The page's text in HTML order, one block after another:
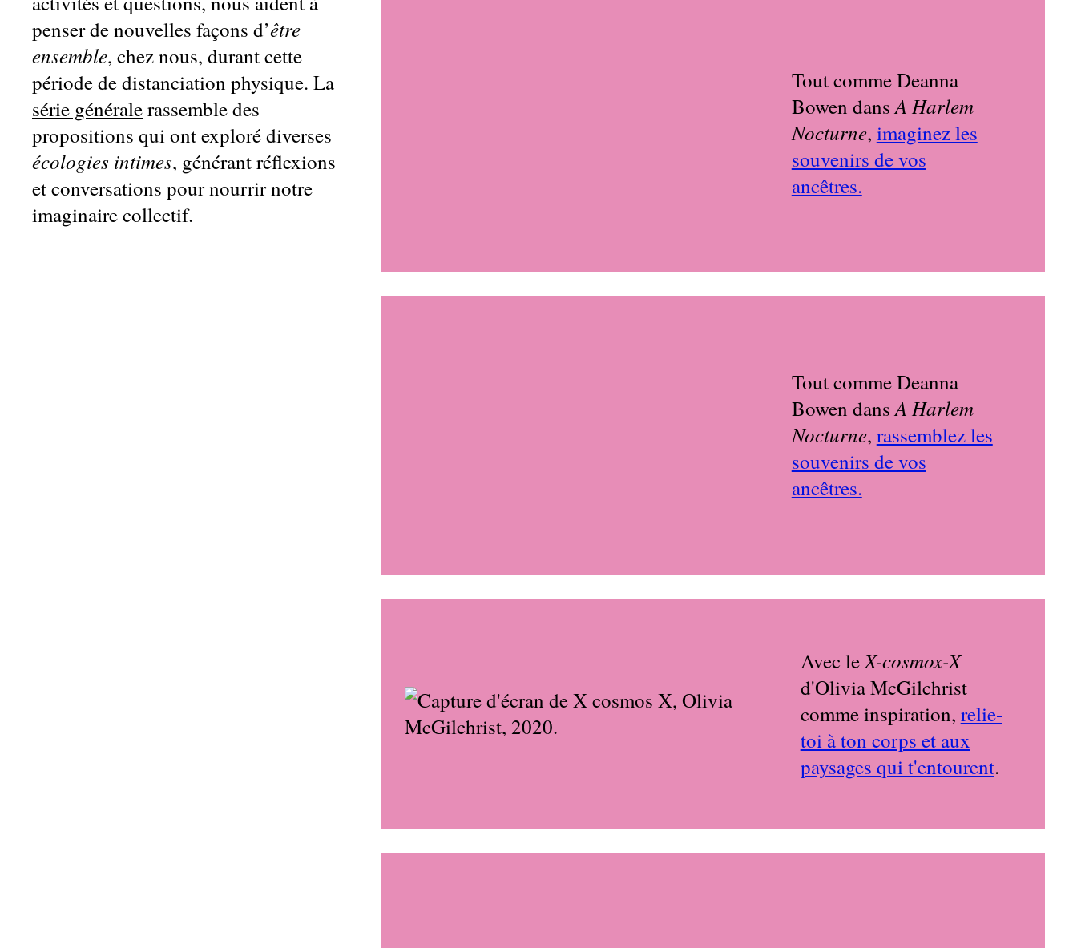
penser de nouvelles façons d’être
ensemble, chez nous, durant cette
période de distanciation physique. La
série généralerassemble des
propositions qui ont exploré diverses
écologies intimes, générant réflexions
et conversations pour nourrir notre
imaginaire collectif.
Tout comme Deanna
Bowen dansA Harlem
Nocturne, imaginez les
souvenirs de vos
ancêtres.
Tout comme Deanna
Bowen dansA Harlem
Nocturne, rassemblez les
souvenirs de vos
ancêtres.
Avec leX-cosmox-X
d'Olivia McGilchrist
comme inspiration, relie-
toi à ton corps et aux
paysages qui t'entourent.